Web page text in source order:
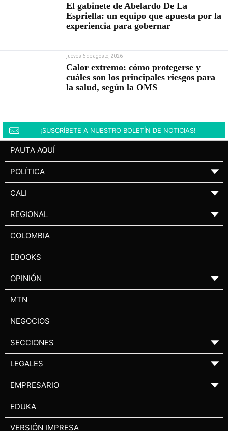
El gabinete de Abelardo De La
Espriella: un equipo que apuesta por la
experiencia para gobernar
jueves 6 de agosto, 2026
Calor extremo: cómo protegerse y
cuáles son los principales riesgos para
la salud, según la OMS
¡SUSCRÍBETE A NUESTRO BOLETÍN DE NOTICIAS!
PAUTA AQUÍ
POLÍTICA ▼
CALI ▼
REGIONAL ▼
COLOMBIA
EBOOKS
OPINIÓN ▼
MTN
NEGOCIOS
SECCIONES ▼
LEGALES ▼
EMPRESARIO ▼
EDUKA
VERSIÓN IMPRESA